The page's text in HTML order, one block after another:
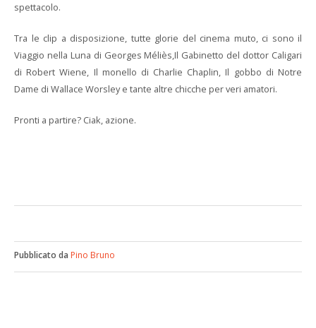
spettacolo.
Tra le clip a disposizione, tutte glorie del cinema muto, ci sono il
Viaggio nella Luna di Georges Méliès,Il Gabinetto del dottor Caligari
di Robert Wiene, Il monello di Charlie Chaplin, Il gobbo di Notre
Dame di Wallace Worsley e tante altre chicche per veri amatori.
Pronti a partire? Ciak, azione.
Pubblicato da Pino Bruno